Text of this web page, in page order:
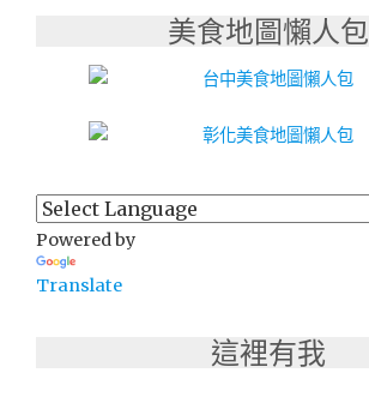
美食地圖懶人包
Powered by
Translate
這裡有我